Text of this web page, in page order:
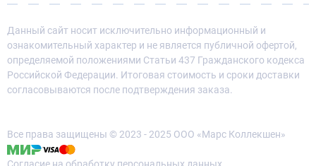
Данный сайт носит исключительно информационный и
ознакомительный характер и не является публичной офертой,
определяемой положениями Статьи 437 Гражданского кодекса
Российской Федерации. Итоговая стоимость и сроки доставки
согласовываются после подтверждения заказа.
Все права защищены © 2023 - 2025 ООО «Марс Коллекшен»
Согласие на обработку персональных данных